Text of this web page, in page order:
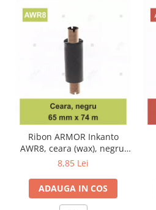
Ribon ARMOR Inkanto
AWR8, ceara (wax), negru,
65mmX74M, OUT
8,85 Lei
ADAUGA IN COS